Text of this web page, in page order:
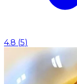
4.8 (5)